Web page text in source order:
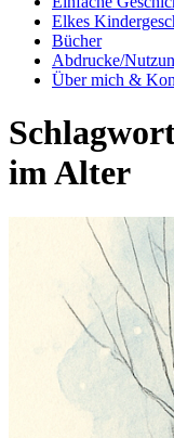
Elkes
Bücher
Abdrucke/
Über mich &
im Alter